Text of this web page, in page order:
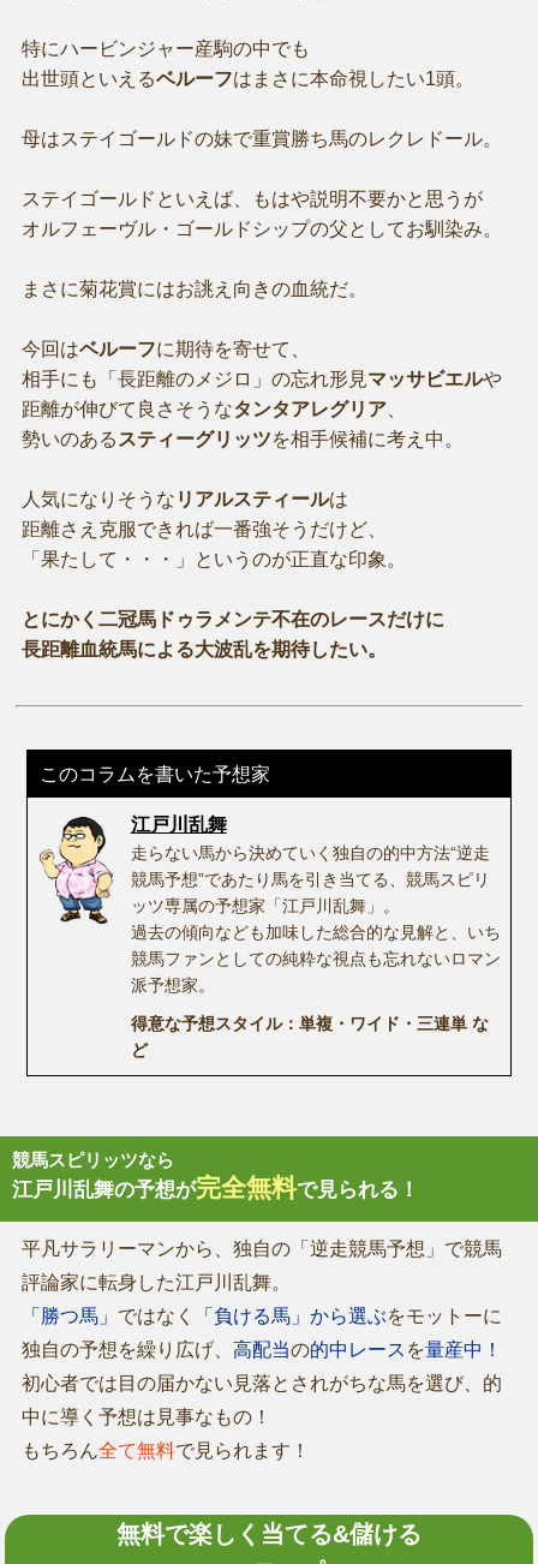
特にハービンジャー産駒の中でも
出世頭といえるベルーフはまさに本命視したい1頭。
母はステイゴールドの妹で重賞勝ち馬のレクレドール。
ステイゴールドといえば、もはや説明不要かと思うが
オルフェーヴル・ゴールドシップの父としてお馴染み。
まさに菊花賞にはお誂え向きの血統だ。
今回はベルーフに期待を寄せて、
相手にも「長距離のメジロ」の忘れ形見マッサビエルや
距離が伸びて良さそうなタンタアレグリア、
勢いのある スティーグリッツを相手候補に考え中。
人気になりそうな リアルスティールは
距離さえ克服できれば一番強そうだけど、
「果たして・・・」というのが正直な印象。
とにかく二冠馬ドゥラメンテ不在のレースだけに
長距離血統馬による大波乱を期待したい。
このコラムを書いた予想家
江戸川乱舞
走らない馬から決めていく独自の的中方法“逆走
競馬予想”であたり馬を引き当てる、競馬スピリ
ッツ専属の予想家「江戸川乱舞」。
過去の傾向なども加味した総合的な見解と、いち
競馬ファンとしての純粋な視点も忘れないロマン
派予想家。
得意な予想スタイル：単複・ワイド・三連単 な
ど
競馬スピリッツなら
江戸川乱舞の予想が完全無料で見られる！
平凡サラリーマンから、独自の「逆走競馬予想」で競馬
評論家に転身した江戸川乱舞。
「勝つ馬」 ではなく 「負ける馬」から選ぶをモットーに
独自の予想を繰り広げ、 高配当の的中レース を量産中！
初心者では目の届かない見落とされがちな馬を選び、的
中に導く予想は見事なもの！
もちろん全て無料で見られます！
無料で楽しく当てる&儲ける